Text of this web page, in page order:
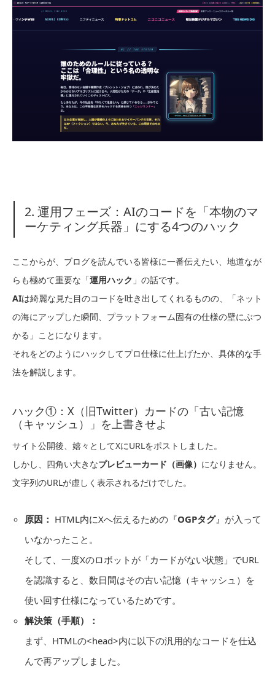
2. 運用フェーズ：AIのコードを「本物のマ
ーケティング兵器」にする4つのハック
ここからが、ブログを読んでいる皆様に一番伝えたい、地道なが
らも極めて重要な「運用ハック 」の話です。
AIは綺麗な見た目のコードを吐き出してくれるものの、「ネット
の海にアップした瞬間、プラットフォーム固有の仕様の壁にぶつ
かる」ことになります。
それをどのようにハックしてプロ仕様に仕上げたか、具体的な手
法を解説します。
ハック①：X（旧Twitter）カードの「古い記憶
（キャッシュ）」を上書きせよ
サイト公開後、嬉々としてXにURLをポストしました。
しかし、四角い大きなプレビューカード（画像） になりません。
文字列のURLが虚しく表示されるだけでした。
原因： HTML内にXへ伝えるための『OGPタグ』が入って
いなかったこと。
そして、一度Xのロボットが「カードがない状態」でURL
を認識すると、数日間はその古い記憶（キャッシュ）を
使い回す仕様になっているためです。
解決策（手順）：
まず、HTMLの<head>内に以下の汎用的なコードを仕込
んで再アップしました。